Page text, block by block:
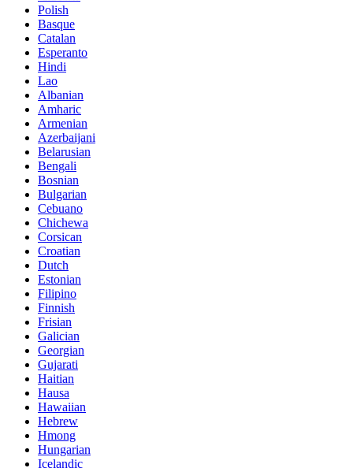
Polish
Basque
Catalan
Esperanto
Hindi
Lao
Albanian
Amharic
Armenian
Azerbaijani
Belarusian
Bengali
Bosnian
Bulgarian
Cebuano
Chichewa
Corsican
Croatian
Dutch
Estonian
Filipino
Finnish
Frisian
Galician
Georgian
Gujarati
Haitian
Hausa
Hawaiian
Hebrew
Hmong
Hungarian
Icelandic